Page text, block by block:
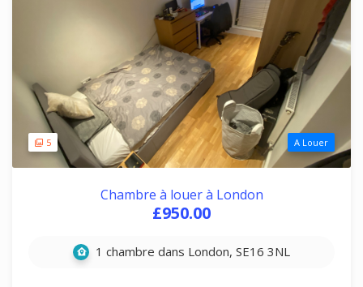
5 A Louer
Chambre à louer à London
£950.00
1 chambre dans London, SE16 3NL